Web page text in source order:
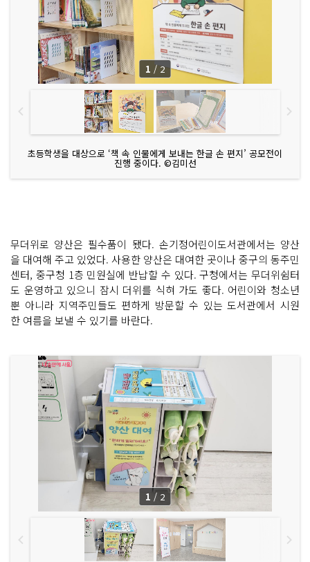
초등학생을 대상으로 ‘책 속 인물에게 보내는 한글 손 편지’ 공모전이
진행 중이다. ©김미선
1 / 2
무더위로 양산은 필수품이 됐다. 손기정어린이도서관에서는 양산
을 대여해 주고 있었다. 사용한 양산은 대여한 곳이나 중구의 동주민
센터, 중구청 1층 민원실에 반납할 수 있다. 구청에서는 무더위쉼터
도 운영하고 있으니 잠시 더위를 식혀 가도 좋다. 어린이와 청소년
뿐 아니라 지역주민들도 편하게 방문할 수 있는 도서관에서 시원
한 여름을 보낼 수 있기를 바란다.
1 / 2